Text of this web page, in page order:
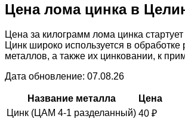
Цена лома цинка в
Цена за килограмм лома цинка
Цинк широко используется в обработке
металлов, а также их цинковании, к
Дата обновление: 07.08.26
Название металла
Цена
Цинк (ЦАМ 4-1 разделанный) 40 ₽